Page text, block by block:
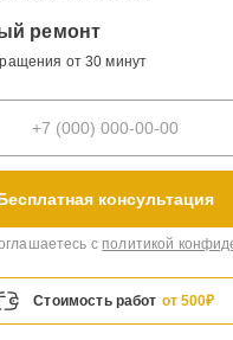
ремонт
от 30 минут
консультация
с политикой
Стоимость работ от 500₽